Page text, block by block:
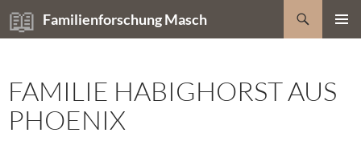
Zum
Inhalt
Familienforschung Masch
Suchen
FAMILIE HABIGHORST AUS
PHOENIX